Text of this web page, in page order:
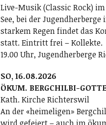
Live-Musik (Classic Rock)
See, bei der
starkem Regen findet das
statt. Eintritt frei – Kollekte.
19.00 Uhr, Jugendherberge
SO, 16.08.2026
ÖKUM. BERGCHILBI-
Kath. Kirche Richterswil
An der «heimeligen»